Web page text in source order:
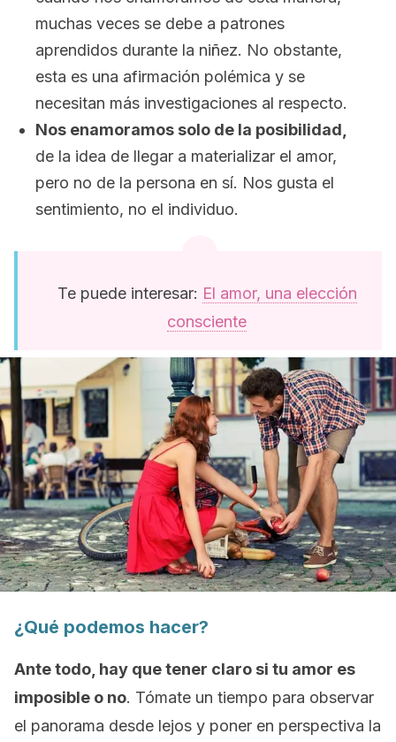
muchas veces se debe a patrones
aprendidos durante la niñez. No obstante,
esta es una afirmación polémica y se
necesitan más investigaciones al respecto.
Nos enamoramos solo de la posibilidad,
de la idea de llegar a materializar el amor,
pero no de la persona en sí. Nos gusta el
sentimiento, no el individuo.
Te puede interesar: El amor, una elección
consciente
¿Qué podemos hacer?
Ante todo, hay que tener claro si tu amor es
imposible o no. Tómate un tiempo para observar
el panorama desde lejos y poner en perspectiva la